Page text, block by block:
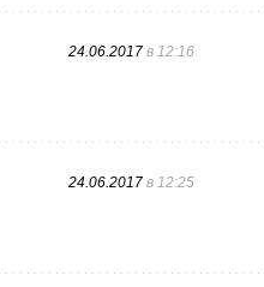
24.06.2017 в 12:16
24.06.2017 в 12:25